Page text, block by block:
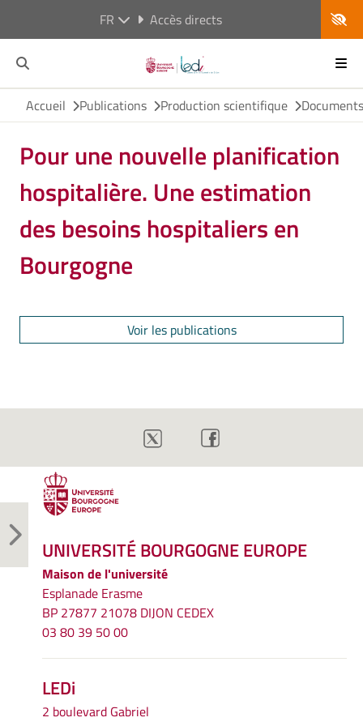
FR Accès directs
Accueil Publications Production scientifique
Pour une nouvelle planification
hospitalière. Une estimation
des besoins hospitaliers en
Bourgogne
Voir les publications
UNIVERSITÉ BOURGOGNE EUROPE
Maison de l'université
Esplanade Erasme
BP 27877 21078 DIJON CEDEX
03 80 39 50 00
LEDi
2 boulevard Gabriel